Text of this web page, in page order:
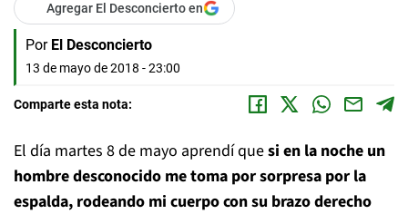
Agregar El Desconcierto en
Por El Desconcierto
13 de mayo de 2018 - 23:00
Comparte esta nota:
El día martes 8 de mayo aprendí quesi en la noche un
hombre desconocido me toma por sorpresa por la
espalda, rodeando mi cuerpo con su brazo derecho